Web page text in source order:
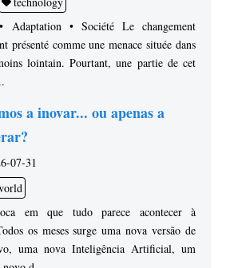
• Société Le changement
présenté comme une menace située dans
lointain. Pourtant, une partie de cet
a inovar... ou apenas a
07-31
em que tudo parece acontecer à
os meses surge uma nova versão de
uma nova Inteligência Artificial, um